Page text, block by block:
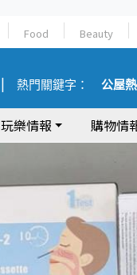
Food Beauty
熱門關鍵字： 公屋
玩樂情報 購物情